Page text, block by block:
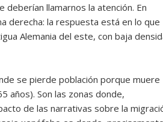
llamarnos la atención. En
derecha: la respuesta está en lo que
Alemania del este, con baja
se pierde población porque muere
años). Son las zonas donde,
de las narrativas sobre la